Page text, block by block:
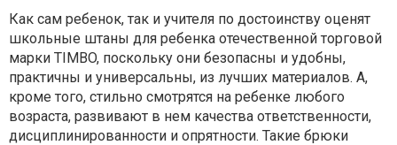
Как сам ребенок, так и учителя по достоинству оценят
школьные штаны для ребенка отечественной торговой
марки TIMBO, поскольку они безопасны и удобны,
практичны и универсальны, из лучших материалов. А,
кроме того, стильно смотрятся на ребенке любого
возраста, развивают в нем качества ответственности,
дисциплинированности и опрятности. Такие брюки